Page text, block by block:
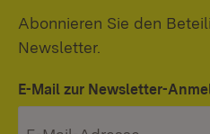
Abonnieren Sie den
Newsletter.
E-Mail zur Newsletter-